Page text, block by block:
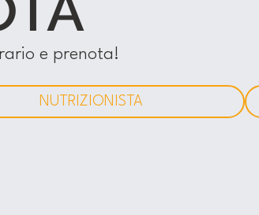
e prenota!
NUTRIZIONISTA